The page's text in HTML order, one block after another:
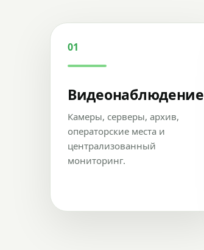
01
Видеонаблюдение
Камеры, серверы, архив,
операторские места и
централизованный
мониторинг.